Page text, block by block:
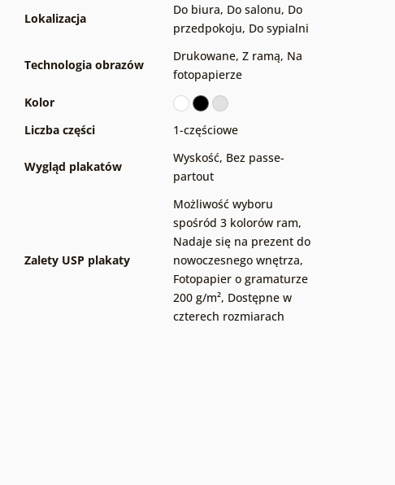
Lokalizacja
Do biura, Do salonu, Do
przedpokoju, Do sypialni
Technologia obrazów
Drukowane, Z ramą, Na
fotopapierze
Kolor
Liczba części
1-częściowe
Wygląd plakatów
Wyskość, Bez passe-
partout
Zalety USP plakaty
Możliwość wyboru
spośród 3 kolorów ram,
Nadaje się na prezent do
nowoczesnego wnętrza,
Fotopapier o gramaturze
200 g/m², Dostępne w
czterech rozmiarach